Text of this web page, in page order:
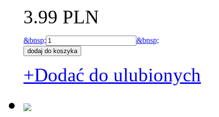
3.99 PLN
&bnsp; &bnsp;
+Dodać do ulubionych